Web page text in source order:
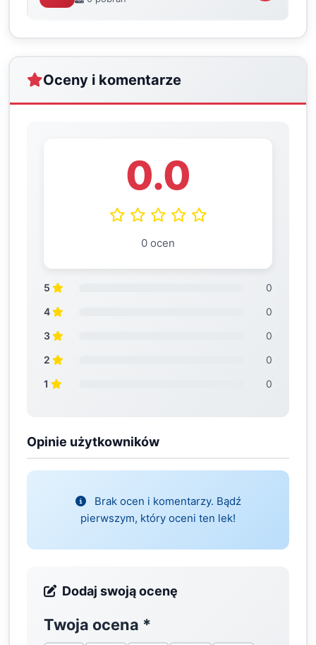
Oceny i komentarze
0.0
0 ocen
5
0
4
0
3
0
2
0
1
0
Opinie użytkowników
Brak ocen i komentarzy. Bądź
pierwszym, który oceni ten lek!
Dodaj swoją ocenę
Twoja ocena *